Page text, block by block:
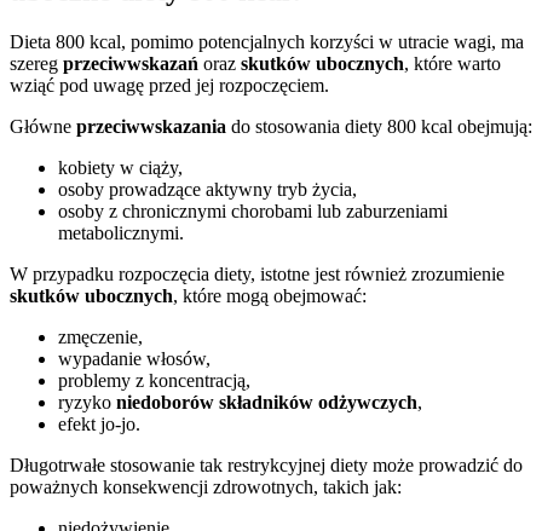
Dieta 800 kcal, pomimo potencjalnych korzyści w utracie wagi, ma
szereg przeciwwskazań oraz skutków ubocznych, które warto
wziąć pod uwagę przed jej rozpoczęciem.
Główne przeciwwskazania do stosowania diety 800 kcal obejmują:
kobiety w ciąży,
osoby prowadzące aktywny tryb życia,
osoby z chronicznymi chorobami lub zaburzeniami
metabolicznymi.
W przypadku rozpoczęcia diety, istotne jest również zrozumienie
skutków ubocznych, które mogą obejmować:
zmęczenie,
wypadanie włosów,
problemy z koncentracją,
ryzyko niedoborów składników odżywczych,
efekt jo-jo.
Długotrwałe stosowanie tak restrykcyjnej diety może prowadzić do
poważnych konsekwencji zdrowotnych, takich jak: